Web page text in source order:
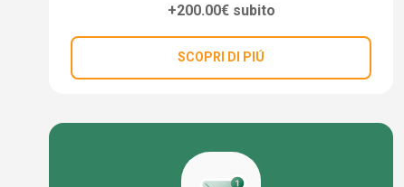
+200.00€ subito
SCOPRI DI PIÚ